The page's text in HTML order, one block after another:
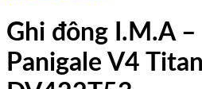
Ghi đông I.M.A
Panigale V4